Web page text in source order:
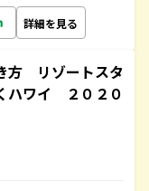
詳細を見る
方 リゾートスタ
ハワイ ２０２０